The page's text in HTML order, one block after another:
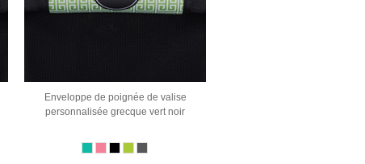
Enveloppe de poignée de valise
personnalisée grecque vert noir